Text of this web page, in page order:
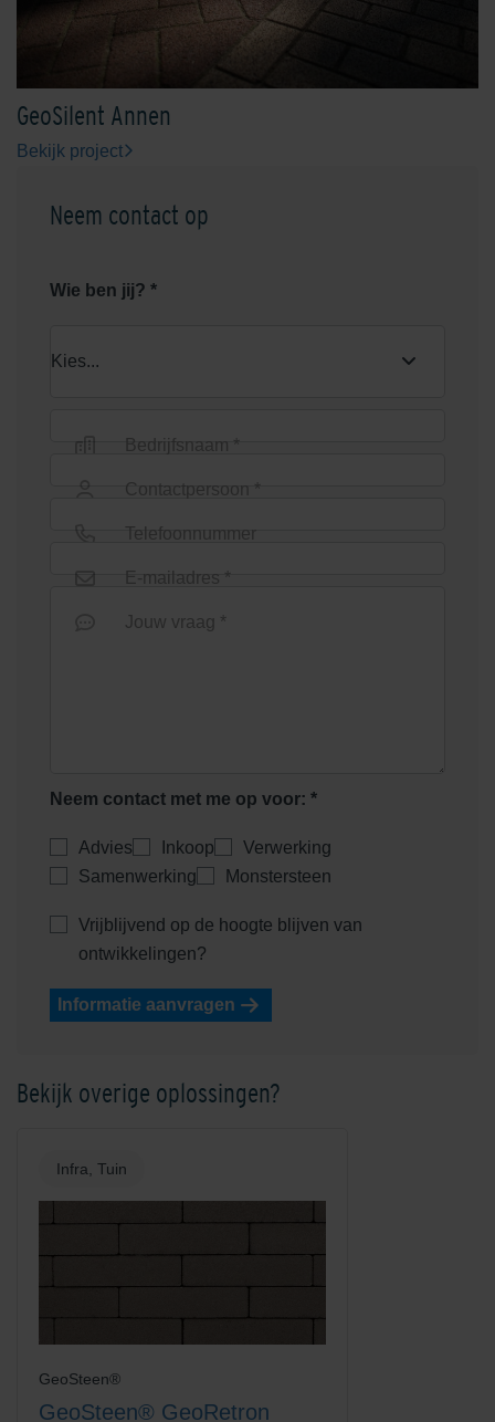
Rood/Bruin genuanceerd
GeoSilent Annen
Bekijk project
Neem contact op
Wie ben jij? *
Bedrijfsnaam *
Contactpersoon *
Telefoonnummer
E-mailadres *
Jouw vraag *
Neem contact met me op voor: *
Advies Inkoop
Verwerking
Samenwerking
Monstersteen
Vrijblijvend op de hoogte blijven van
ontwikkelingen?
Informatie aanvragen
Bekijk overige oplossingen?
Infra, Tuin
GeoSteen®
GeoSteen® GeoRetron